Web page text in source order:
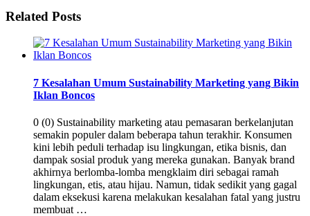
Related Posts
7 Kesalahan Umum Sustainability Marketing yang Bikin
Iklan Boncos
0 (0) Sustainability marketing atau pemasaran berkelanjutan
semakin populer dalam beberapa tahun terakhir. Konsumen
kini lebih peduli terhadap isu lingkungan, etika bisnis, dan
dampak sosial produk yang mereka gunakan. Banyak brand
akhirnya berlomba-lomba mengklaim diri sebagai ramah
lingkungan, etis, atau hijau. Namun, tidak sedikit yang gagal
dalam eksekusi karena melakukan kesalahan fatal yang justru
membuat …